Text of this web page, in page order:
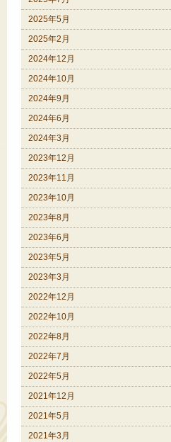
2025年5月
2025年2月
2024年12月
2024年10月
2024年9月
2024年6月
2024年3月
2023年12月
2023年11月
2023年10月
2023年8月
2023年6月
2023年5月
2023年3月
2022年12月
2022年10月
2022年8月
2022年7月
2022年5月
2021年12月
2021年5月
2021年3月